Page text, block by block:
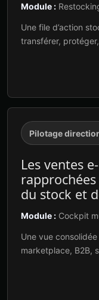
Module :
Une file d’action
transférer,
Pilotage
Les ventes
du stock et
Module : Cockpit
Une vue
marketplace, B2B,